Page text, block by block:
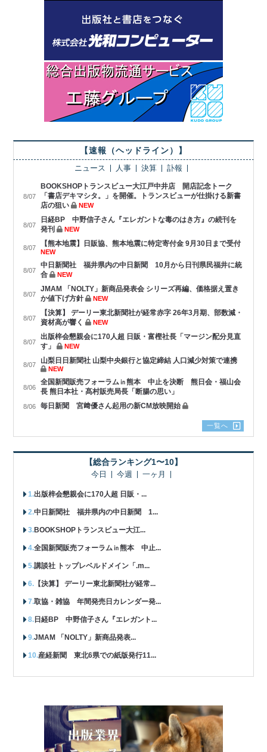
【速報（ヘッドライン）】
ニュース 人事 決算 訃報
8/07
BOOKSHOPトランスビュー大江戸中井店 開店記念トーク
「書店デキマシタ。」を開催。トランスビューが仕掛ける新書
店の狙い
NEW
8/07
日経BP 中野信子さん『エレガントな毒のはき方』の続刊を
発刊
NEW
8/07 【熊本地震】日販協、熊本地震に特定寄付金 9月30日まで受付
NEW
8/07
中日新聞社 福井県内の中日新聞 10月から日刊県民福井に統
合
NEW
8/07
JMAM 「NOLTY」新商品発表会 シリーズ再編、価格据え置き
か値下げ方針
NEW
8/07
【決算】 デーリー東北新聞社が経常赤字 26年3月期、部数減・
資材高が響く
NEW
8/07
出版梓会懇親会に170人超 日販・富樫社長「マージン配分見直
す」
NEW
8/07 山梨日日新聞社 山梨中央銀行と協定締結 人口減少対策で連携
NEW
8/06
全国新聞販売フォーラム㏌熊本 中止を決断 熊日会・福山会
長 熊日本社・髙村販売局長「断腸の思い」
8/06 毎日新聞 宮﨑優さん起用の新CM放映開始
一覧へ
【総合ランキング1〜10】
今日 今週 一ヶ月
出版梓会懇親会に170人超 日販・...
中日新聞社 福井県内の中日新聞 1...
BOOKSHOPトランスビュー大江...
全国新聞販売フォーラム㏌熊本 中止...
講談社 トップレベルドメイン「.m...
【決算】 デーリー東北新聞社が経常...
取協・雑協 年間発売日カレンダー発...
日経BP 中野信子さん『エレガント...
JMAM 「NOLTY」新商品発表...
産経新聞 東北6県での紙版発行11...